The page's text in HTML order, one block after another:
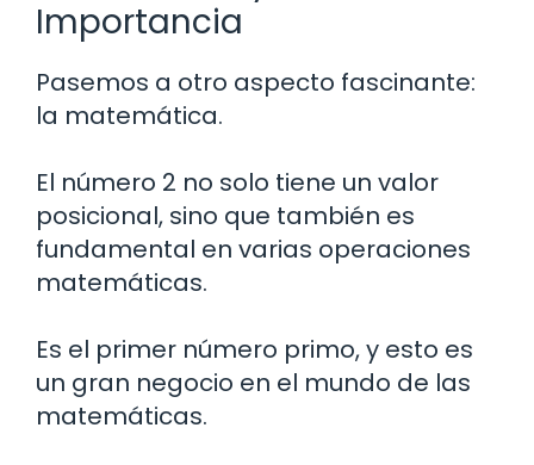
Importancia
Pasemos a otro aspecto fascinante:
la matemática.
El número 2 no solo tiene un valor
posicional, sino que también es
fundamental en varias operaciones
matemáticas.
Es el primer número primo, y esto es
un gran negocio en el mundo de las
matemáticas.